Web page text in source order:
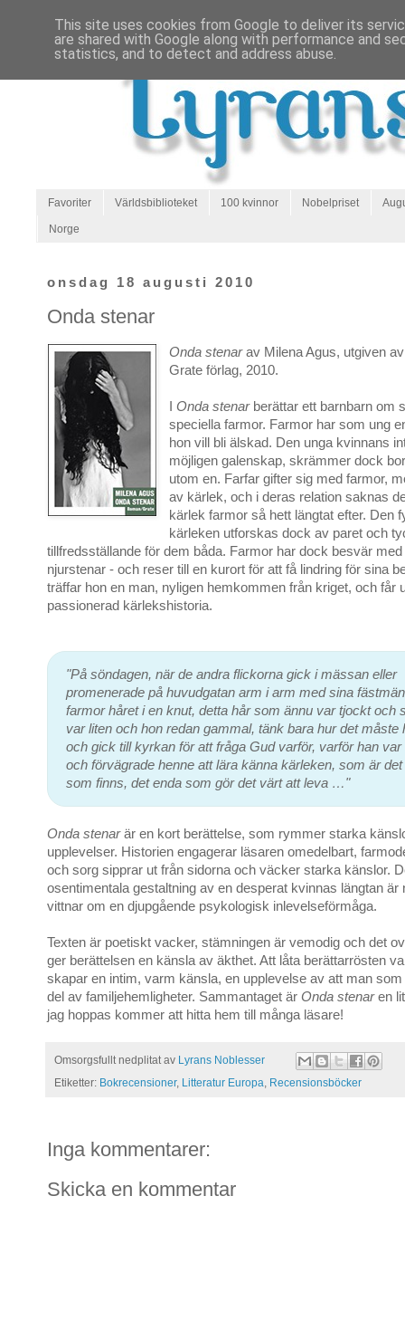
Favoriter Världsbiblioteket 100 kvinnor Nobelpriset
Norge
onsdag 18 augusti 2010
Onda stenar
Onda stenarav Milena Agus, utgiven
Grate förlag, 2010.
IOnda stenarberättar ett barnbarn om
speciella farmor. Farmor har som ung
hon vill bli älskad. Den unga kvinnans
möjligen galenskap, skrämmer dock
utom en. Farfar gifter sig med farmor,
av kärlek, och i deras relation saknas
kärlek farmor så hett längtat efter. Den
kärleken utforskas dock av paret och
tillfredsställande för dem båda. Farmor har dock besvär
njurstenar - och reser till en kurort för att få lindring för sina
träffar hon en man, nyligen hemkommen från kriget, och får
passionerad kärlekshistoria.
"På söndagen, när de andra flickorna gick i mässan eller
promenerade på huvudgatan arm i arm med sina
farmor håret i en knut, detta hår som ännu var tjockt och
var liten och hon redan gammal, tänk bara hur det måste
och gick till kyrkan för att fråga Gud varför, varför han
och förvägrade henne att lära känna kärleken, som är
som finns, det enda som gör det värt att leva …"
Onda stenarär en kort berättelse, som rymmer starka
upplevelser. Historien engagerar läsaren omedelbart,
och sorg sipprar ut från sidorna och väcker starka känslor.
osentimentala gestaltning av en desperat kvinnas längtan är
vittnar om en djupgående psykologisk inlevelseförmåga.
Texten är poetiskt vacker, stämningen är vemodig och det
ger berättelsen en känsla av äkthet. Att låta berättarrösten
skapar en intim, varm känsla, en upplevelse av att man
del av familjehemligheter. Sammantaget är Onda stenaren
jag hoppas kommer att hitta hem till många läsare!
Omsorgsfullt nedplitat av Lyrans Noblesser
Etiketter: Bokrecensioner, Litteratur Europa, Recensionsböcker
Inga kommentarer:
Skicka en kommentar
This site uses cookies from Google to deliver its
are shared with Google along with performance and
statistics, and to detect and address abuse.